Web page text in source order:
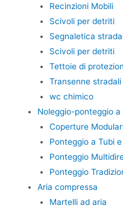
Recinzioni Mobili
Scivoli per detriti
Segnaletica
Scivoli per detriti
Tettoie di
Transenne stradali
wc chimico
Noleggio-ponteggio a
Coperture
Ponteggio a Tubi
Ponteggio
Ponteggio
Aria compressa
Martelli ad aria